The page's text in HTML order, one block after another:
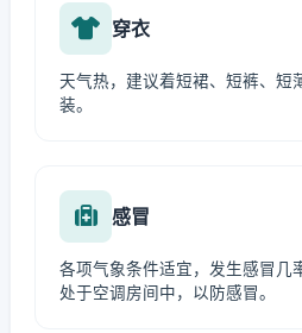
穿衣
天气热，建议着短裙、短裤、短
装。
感冒
各项气象条件适宜，发生感冒几
处于空调房间中，以防感冒。